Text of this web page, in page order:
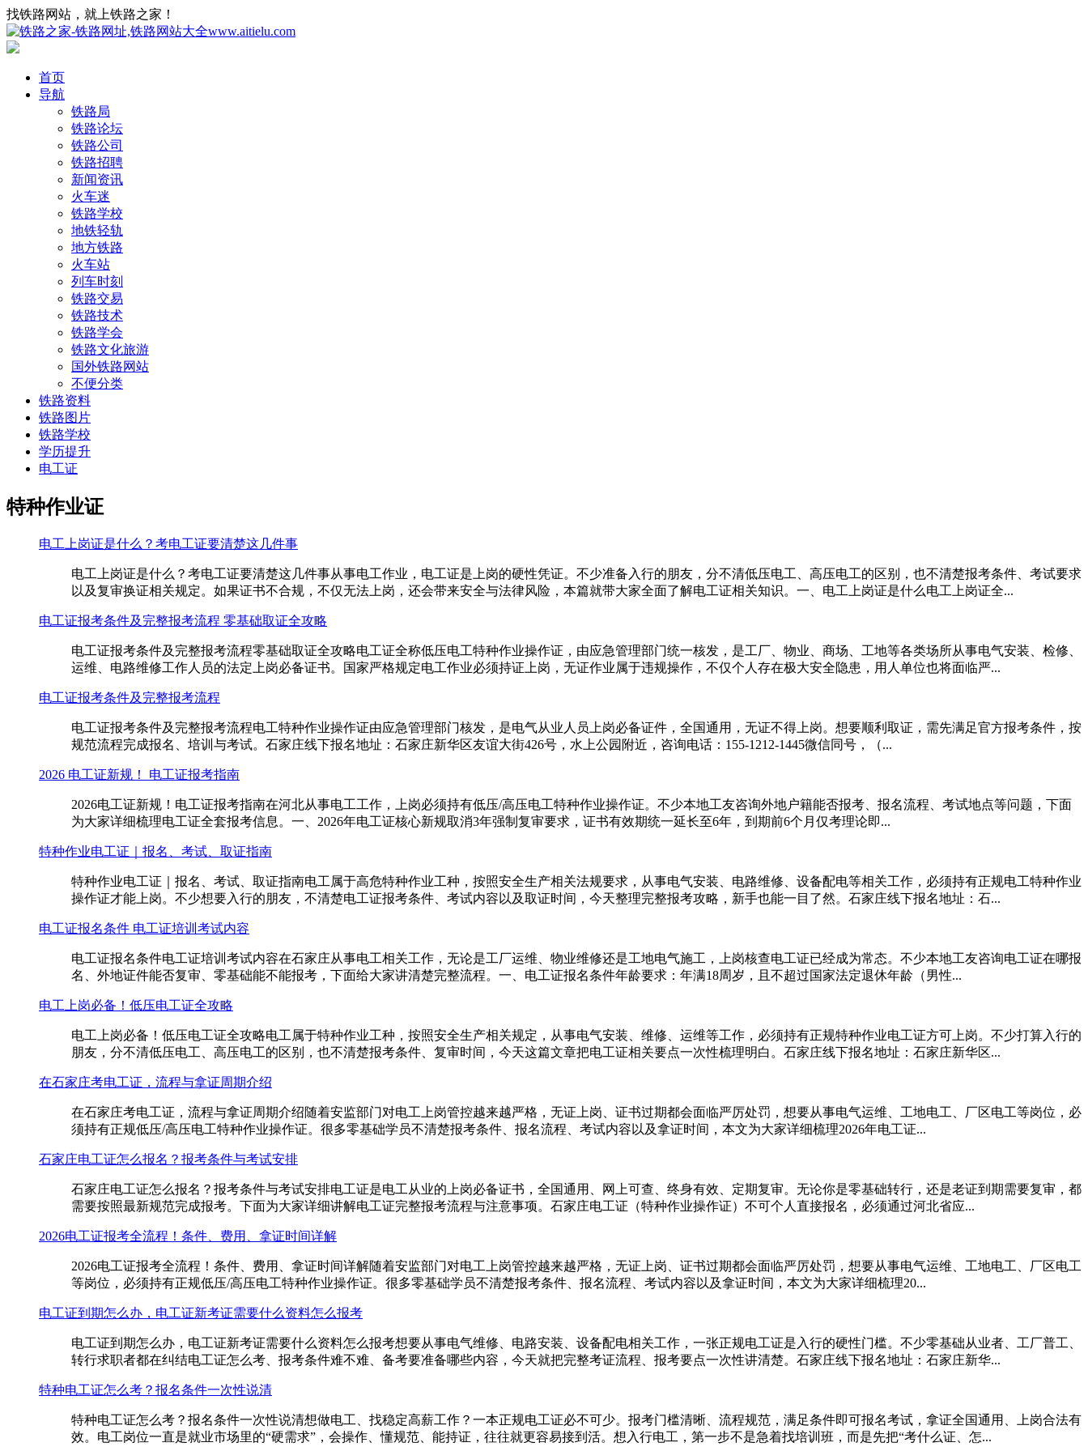
找铁路网站，就上铁路之家！
首页
导航
铁路局
铁路论坛
铁路公司
铁路招聘
新闻资讯
火车迷
铁路学校
地铁轻轨
地方铁路
火车站
列车时刻
铁路交易
铁路技术
铁路学会
铁路文化旅游
国外铁路网站
不便分类
铁路资料
铁路图片
铁路学校
学历提升
电工证
特种作业证
电工上岗证是什么？考电工证要清楚这几件事
电工上岗证是什么？考电工证要清楚这几件事从事电工作业，电工证是上岗的硬性凭证。不少准备入行的朋友，分不清低压电工、高压电工的区别，也不清楚报考条件、考试要求
以及复审换证相关规定。如果证书不合规，不仅无法上岗，还会带来安全与法律风险，本篇就带大家全面了解电工证相关知识。一、电工上岗证是什么电工上岗证全...
电工证报考条件及完整报考流程 零基础取证全攻略
电工证报考条件及完整报考流程零基础取证全攻略电工证全称低压电工特种作业操作证，由应急管理部门统一核发，是工厂、物业、商场、工地等各类场所从事电气安装、检修、
运维、电路维修工作人员的法定上岗必备证书。国家严格规定电工作业必须持证上岗，无证作业属于违规操作，不仅个人存在极大安全隐患，用人单位也将面临严...
电工证报考条件及完整报考流程
电工证报考条件及完整报考流程电工特种作业操作证由应急管理部门核发，是电气从业人员上岗必备证件，全国通用，无证不得上岗。想要顺利取证，需先满足官方报考条件，按
规范流程完成报名、培训与考试。石家庄线下报名地址：石家庄新华区友谊大街426号，水上公园附近，咨询电话：155-1212-1445微信同号，（...
2026 电工证新规！ 电工证报考指南
2026电工证新规！电工证报考指南在河北从事电工工作，上岗必须持有低压/高压电工特种作业操作证。不少本地工友咨询外地户籍能否报考、报名流程、考试地点等问题，下面
为大家详细梳理电工证全套报考信息。一、2026年电工证核心新规取消3年强制复审要求，证书有效期统一延长至6年，到期前6个月仅考理论即...
特种作业电工证｜报名、考试、取证指南
特种作业电工证｜报名、考试、取证指南电工属于高危特种作业工种，按照安全生产相关法规要求，从事电气安装、电路维修、设备配电等相关工作，必须持有正规电工特种作业
操作证才能上岗。不少想要入行的朋友，不清楚电工证报考条件、考试内容以及取证时间，今天整理完整报考攻略，新手也能一目了然。石家庄线下报名地址：石...
电工证报名条件 电工证培训考试内容
电工证报名条件电工证培训考试内容在石家庄从事电工相关工作，无论是工厂运维、物业维修还是工地电气施工，上岗核查电工证已经成为常态。不少本地工友咨询电工证在哪报
名、外地证件能否复审、零基础能不能报考，下面给大家讲清楚完整流程。一、电工证报名条件‌年龄要求‌：年满18周岁，且不超过国家法定退休年龄（男性...
电工上岗必备！低压电工证全攻略
电工上岗必备！低压电工证全攻略电工属于特种作业工种，按照安全生产相关规定，从事电气安装、维修、运维等工作，必须持有正规特种作业电工证方可上岗。不少打算入行的
朋友，分不清低压电工、高压电工的区别，也不清楚报考条件、复审时间，今天这篇文章把电工证相关要点一次性梳理明白。石家庄线下报名地址：石家庄新华区...
在石家庄考电工证，流程与拿证周期介绍
在石家庄考电工证，流程与拿证周期介绍随着安监部门对电工上岗管控越来越严格，无证上岗、证书过期都会面临严厉处罚，想要从事电气运维、工地电工、厂区电工等岗位，必
须持有正规低压/高压电工特种作业操作证。很多零基础学员不清楚报考条件、报名流程、考试内容以及拿证时间，本文为大家详细梳理2026年电工证...
石家庄电工证怎么报名？报考条件与考试安排
石家庄电工证怎么报名？报考条件与考试安排电工证是电工从业的上岗必备证书，全国通用、网上可查、终身有效、定期复审。无论你是零基础转行，还是老证到期需要复审，都
需要按照最新规范完成报考。下面为大家详细讲解电工证完整报考流程与注意事项。石家庄电工证（特种作业操作证）‌不可个人直接报名‌，必须通过‌河北省应...
2026电工证报考全流程！条件、费用、拿证时间详解
2026电工证报考全流程！条件、费用、拿证时间详解随着安监部门对电工上岗管控越来越严格，无证上岗、证书过期都会面临严厉处罚，想要从事电气运维、工地电工、厂区电工
等岗位，必须持有正规低压/高压电工特种作业操作证。很多零基础学员不清楚报考条件、报名流程、考试内容以及拿证时间，本文为大家详细梳理20...
电工证到期怎么办，电工证新考证需要什么资料怎么报考
电工证到期怎么办，电工证新考证需要什么资料怎么报考想要从事电气维修、电路安装、设备配电相关工作，一张正规电工证是入行的硬性门槛。不少零基础从业者、工厂普工、
转行求职者都在纠结电工证怎么考、报考条件难不难、备考要准备哪些内容，今天就把完整考证流程、报考要点一次性讲清楚。石家庄线下报名地址：石家庄新华...
特种电工证怎么考？报名条件一次性说清
特种电工证怎么考？报名条件一次性说清想做电工、找稳定高薪工作？一本正规电工证必不可少。报考门槛清晰、流程规范，满足条件即可报名考试，拿证全国通用、上岗合法有
效。电工岗位一直是就业市场里的“硬需求”，会操作、懂规范、能持证，往往就更容易接到活。想入行电工，第一步不是急着找培训班，而是先把“考什么证、怎...